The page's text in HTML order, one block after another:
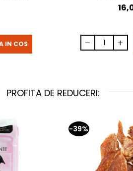
IN COS
PROFITA DE REDUCERI:
-39%